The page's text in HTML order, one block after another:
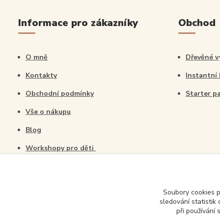
Informace pro zákazníky
O mně
Kontakty
Obchodní podmínky
Vše o nákupu
Blog
Workshopy pro děti
Obchod
Dřevěné
Instantní
Starter
Soubory cookies
sledování statistik
při používání